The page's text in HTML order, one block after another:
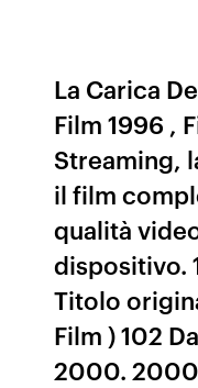
La Carica
Film 1996 ,
Streaming,
il film
qualità
dispositivo.
Titolo
Film ) 102
2000. 2000